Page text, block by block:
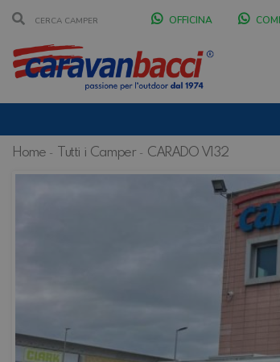
OFFICINA
Home Tutti i Camper CARADO V132